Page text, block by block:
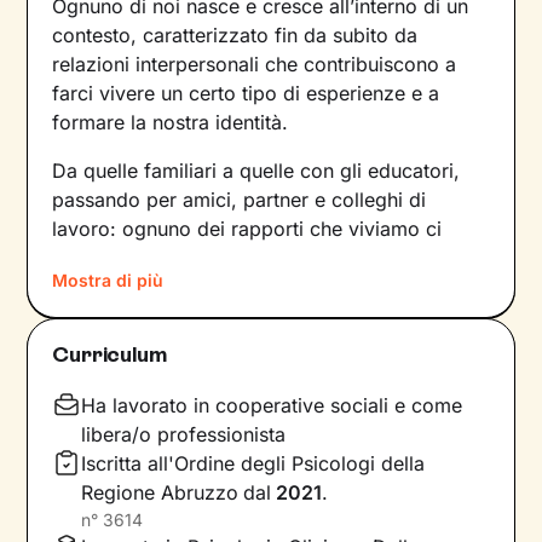
Ognuno di noi nasce e cresce all’interno di un
contesto, caratterizzato fin da subito da
relazioni interpersonali che contribuiscono a
farci vivere un certo tipo di esperienze e a
formare la nostra identità.
Da quelle familiari a quelle con gli educatori,
passando per amici, partner e colleghi di
lavoro: ognuno dei rapporti che viviamo ci
dinamiche che abbiamo sperimentato fino a
quel momento. Anche le emozioni che
proviamo e i pensieri che concepiamo sono
cresciuti.
Per superare momenti difficili e raggiungere un
maggiore benessere bisogna comprendere
quali siano gli elementi che non ci
Mostra di più
Curriculum
Ha lavorato in cooperative sociali e come
libera/o professionista
Iscritta all'Ordine degli Psicologi della
Regione Abruzzo dal 2021.
n° 3614